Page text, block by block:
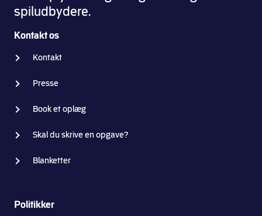
spiludbydere.
Kontakt os
Kontakt
Presse
Book et oplæg
Skal du skrive en opgave?
Blanketter
Politikker